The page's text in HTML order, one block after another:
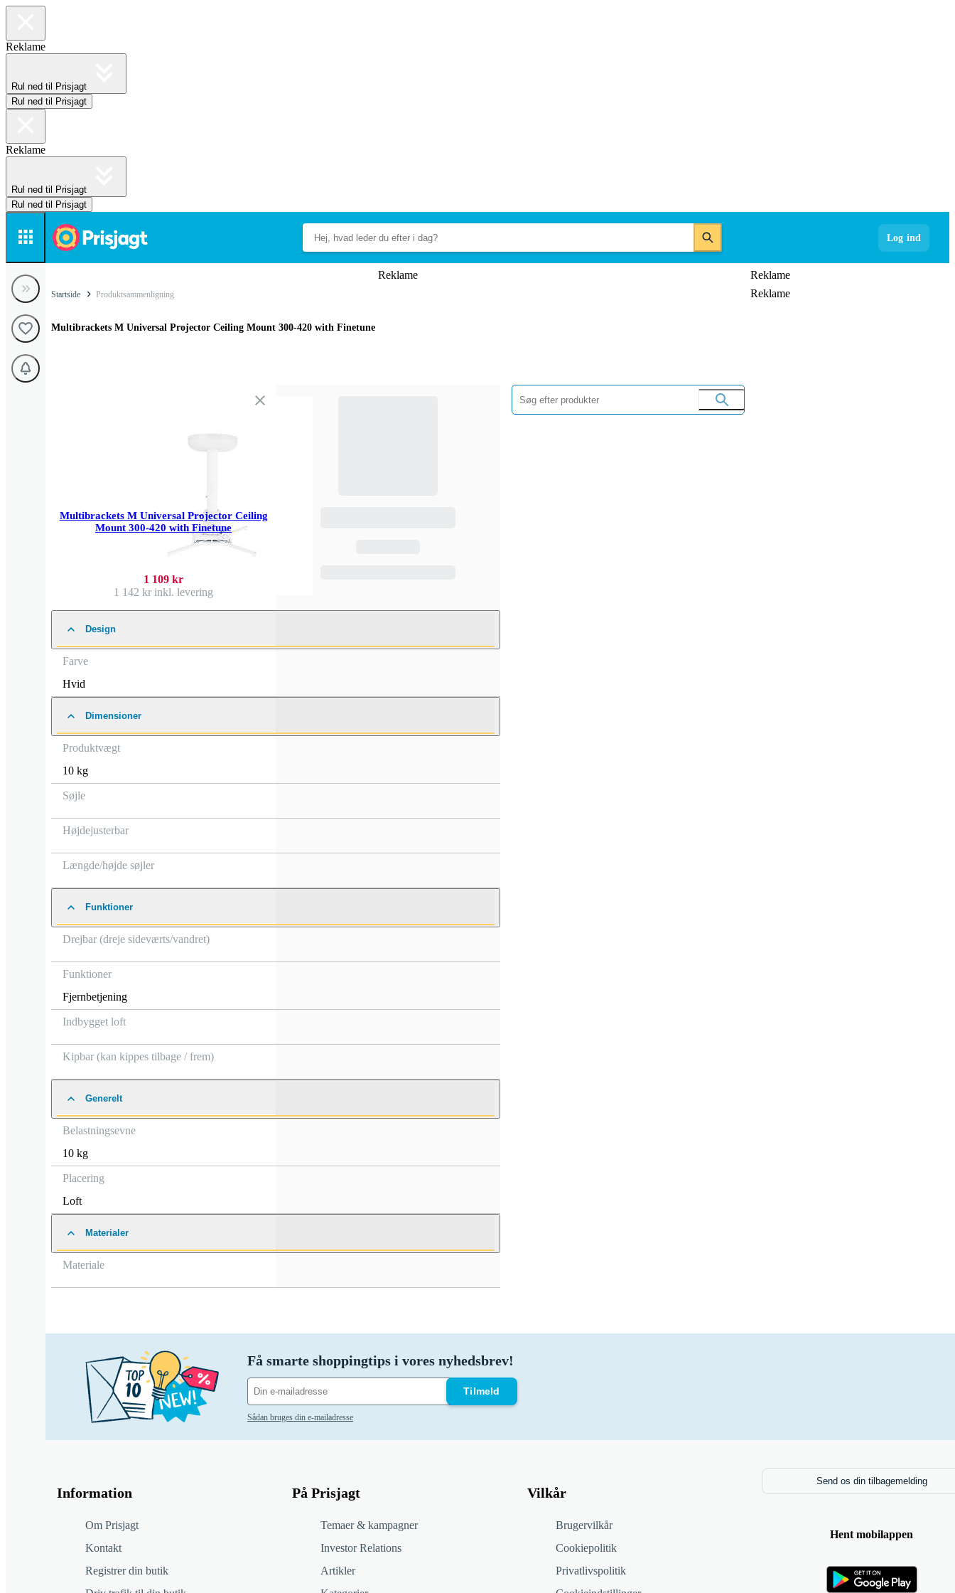
Reklame
Rul ned til Prisjagt
Rul ned til Prisjagt
Reklame
Rul ned til Prisjagt
Rul ned til Prisjagt
Log ind
Reklame
Reklame
Reklame
Startside Produktsammenligning
Multibrackets M Universal Projector Ceiling Mount 300-420 with Finetune
Multibrackets M Universal Projector Ceiling
Mount 300-420 with Finetune
1 109 kr
1 142 kr inkl. levering
Design
Farve
Hvid
Dimensioner
Produktvægt
10 kg
Søjle
Højdejusterbar
Længde/højde søjler
Funktioner
Drejbar (dreje sideværts/vandret)
Funktioner
Fjernbetjening
Indbygget loft
Kipbar (kan kippes tilbage / frem)
Generelt
Belastningsevne
10 kg
Placering
Loft
Materialer
Materiale
Få smarte shoppingtips i vores nyhedsbrev!
Tilmeld
Sådan bruges din e-mailadresse
Information
Om Prisjagt
Kontakt
Registrer din butik
På Prisjagt
Temaer & kampagner
Investor Relations
Artikler
Vilkår
Brugervilkår
Cookiepolitik
Privatlivspolitik
Send os din tilbagemelding
Hent mobilappen